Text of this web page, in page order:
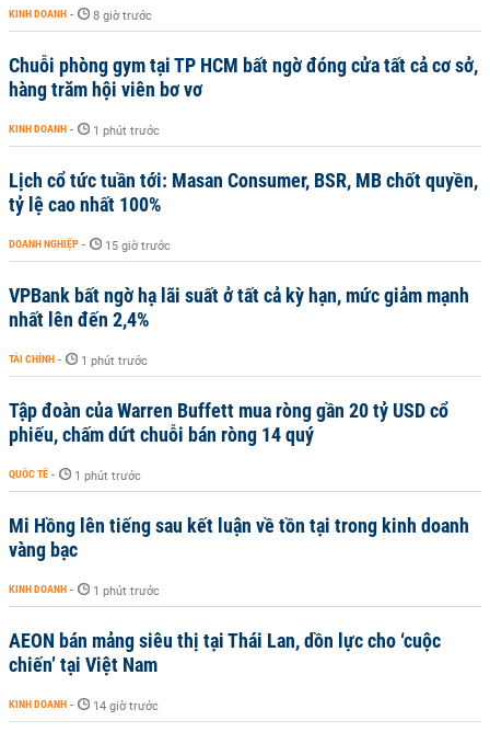
KINH DOANH - 8 giờ trước
Chuỗi phòng gym tại TP HCM bất ngờ đóng cửa tất cả cơ sở,
hàng trăm hội viên bơ vơ
KINH DOANH - 1 phút trước
Lịch cổ tức tuần tới: Masan Consumer, BSR, MB chốt quyền,
tỷ lệ cao nhất 100%
DOANH NGHIỆP - 15 giờ trước
VPBank bất ngờ hạ lãi suất ở tất cả kỳ hạn, mức giảm mạnh
nhất lên đến 2,4%
TÀI CHÍNH - 1 phút trước
Tập đoàn của Warren Buffett mua ròng gần 20 tỷ USD cổ
phiếu, chấm dứt chuỗi bán ròng 14 quý
QUỐC TẾ - 1 phút trước
Mi Hồng lên tiếng sau kết luận về tồn tại trong kinh doanh
vàng bạc
KINH DOANH - 1 phút trước
AEON bán mảng siêu thị tại Thái Lan, dồn lực cho ‘cuộc
chiến’ tại Việt Nam
KINH DOANH - 14 giờ trước